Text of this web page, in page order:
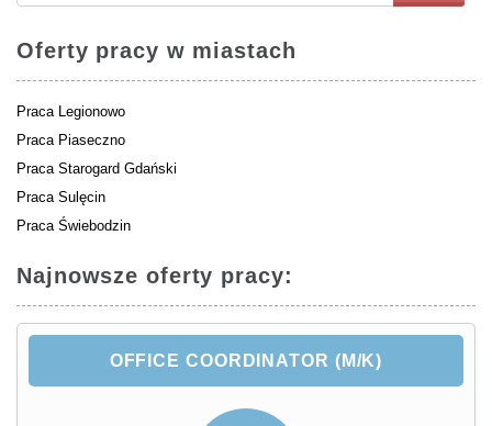
Oferty pracy w miastach
Praca Legionowo
Praca Piaseczno
Praca Starogard Gdański
Praca Sulęcin
Praca Świebodzin
Najnowsze oferty pracy:
OFFICE COORDINATOR (M/K)